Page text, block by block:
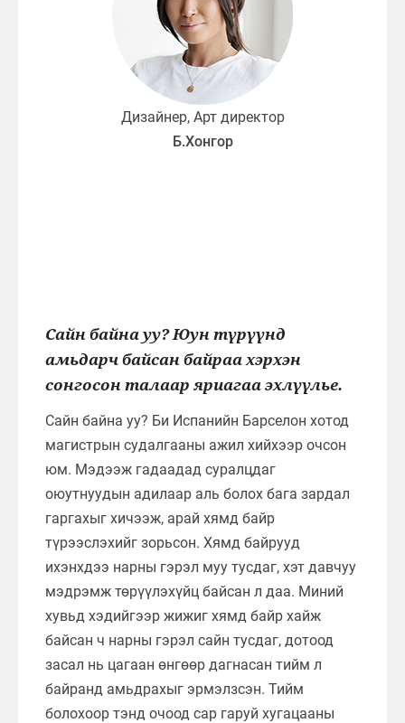
Дизайнер, Арт директор
Б.Хонгор
Сайн байна уу? Юун түрүүнд
амьдарч байсан байраа хэрхэн
сонгосон талаар яриагаа эхлүүлье.
Сайн байна уу? Би Испанийн Барселон хотод
магистрын судалгааны ажил хийхээр очсон
юм. Мэдээж гадаадад суралцдаг
оюутнуудын адилаар аль болох бага зардал
гаргахыг хичээж, арай хямд байр
түрээслэхийг зорьсон. Хямд байрууд
ихэнхдээ нарны гэрэл муу тусдаг, хэт давчуу
мэдрэмж төрүүлэхүйц байсан л даа. Миний
хувьд хэдийгээр жижиг хямд байр хайж
байсан ч нарны гэрэл сайн тусдаг, дотоод
засал нь цагаан өнгөөр дагнасан тийм л
байранд амьдрахыг эрмэлзсэн. Тийм
болохоор тэнд очоод сар гаруй хугацааны